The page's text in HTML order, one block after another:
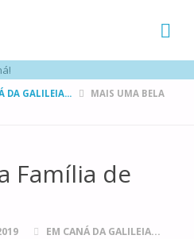
DA GALILEIA...
MAIS UMA BELA
Família de
EM CANÁ DA GALILEIA...